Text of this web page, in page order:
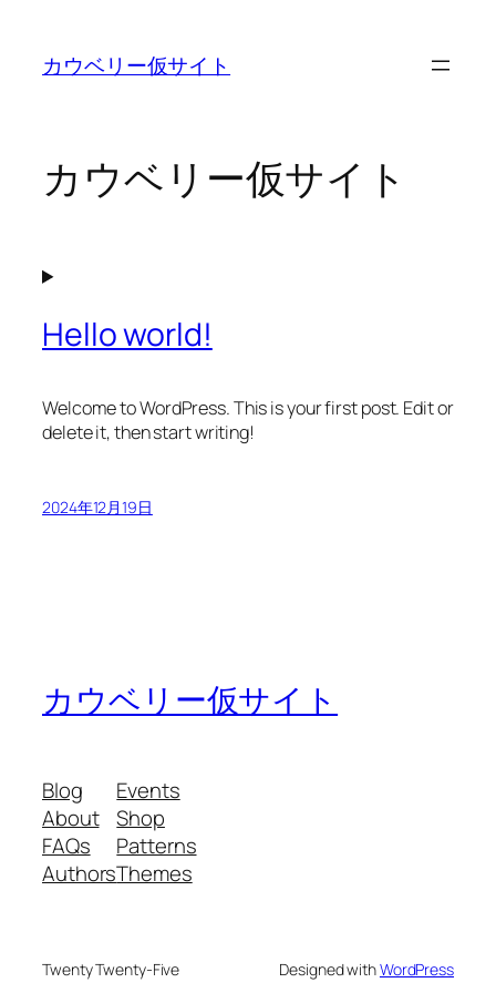
カウベリー仮サイト
カウベリー仮サイト
Hello world!
Welcome to WordPress. This is your first post. Edit or
delete it, then start writing!
2024年12月19日
カウベリー仮サイト
Blog
About
FAQs
Authors
Events
Shop
Patterns
Themes
Twenty Twenty-Five Designed withWordPress